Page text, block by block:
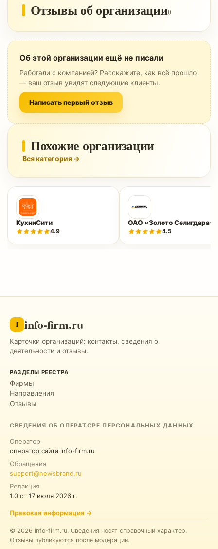
Отзывы об организации0
Об этой организации ещё не писали
Работали с компанией? Расскажите, как всё прошло
— ваш отзыв увидят следующие клиенты.
Написать первый отзыв
Похожие организации
Вся категория →
КухниСити
4.9
ОАО «Золото Селигдара»
4.5
I info-firm.ru
Карточки организаций: контакты, сведения о
деятельности и отзывы.
РАЗДЕЛЫ РЕЕСТРА
Фирмы
Направления
Отзывы
СВЕДЕНИЯ ОБ ОПЕРАТОРЕ ПЕРСОНАЛЬНЫХ ДАННЫХ
Оператор
оператор сайта info-firm.ru
Обращения
support@newsbrand.ru
Редакция
1.0 от 17 июля 2026 г.
Правовая информация →
© 2026 info-firm.ru. Сведения носят справочный характер.
Отзывы публикуются после модерации.